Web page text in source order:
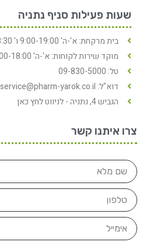
שעות פעילות סניף נתניה
בית מרקחת: א'-ה' 9:00-19:00 ו' 9:00-13:30
מוקד שירות לקוחות: א'-ה' 9:00-18:00 ו' 9:00-13:00
טל: 09-830-5000
דוא"ל: service@pharm-yarok.co.il
הגביש 4, נתניה - לניווט לחץ כאן
צרו איתנו קשר